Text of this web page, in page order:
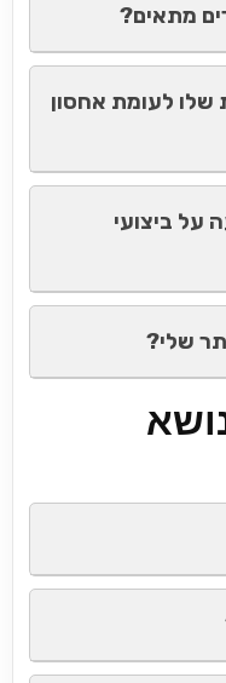
מתאים?
שלו לעומת אחסון
על ביצועי
שלי?